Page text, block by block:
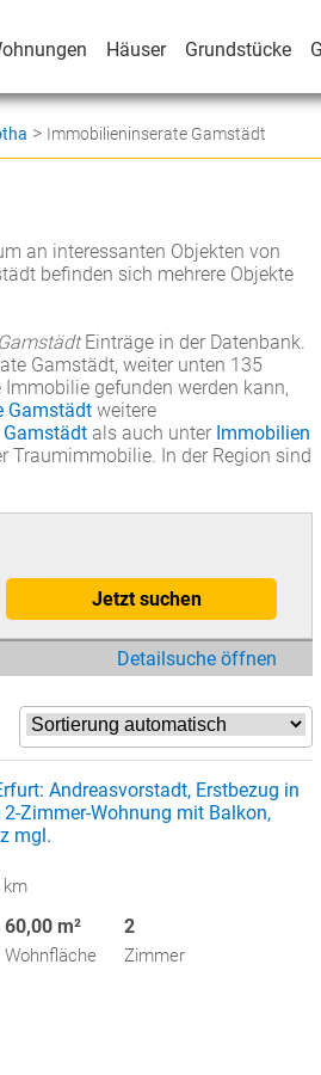
Häuser Grundstücke
> Immobilieninserate Gamstädt
an interessanten Objekten von
befinden sich mehrere Objekte
Einträge in der Datenbank.
Gamstädt, weiter unten 135
gefunden werden kann,
Gamstädt weitere
als auch unter Immobilien
Traumimmobilie. In der Region sind
Jetzt suchen
Detailsuche öffnen
Andreasvorstadt, Erstbezug in
Zimmer-Wohnung mit Balkon,
mgl.
km
60,00 m²
Wohnfläche
2
Zimmer